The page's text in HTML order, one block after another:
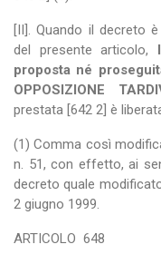
[II]. Quando il decreto
del presente articolo,
proposta né
OPPOSIZIONE
prestata [642 2] è
(1) Comma così
n. 51, con effetto, ai
decreto quale
2 giugno 1999.
ARTICOLO 648